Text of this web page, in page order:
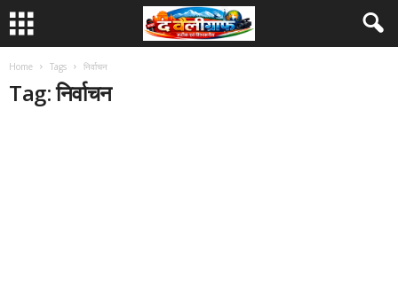
Home Tags निर्वाचन
Tag: निर्वाचन